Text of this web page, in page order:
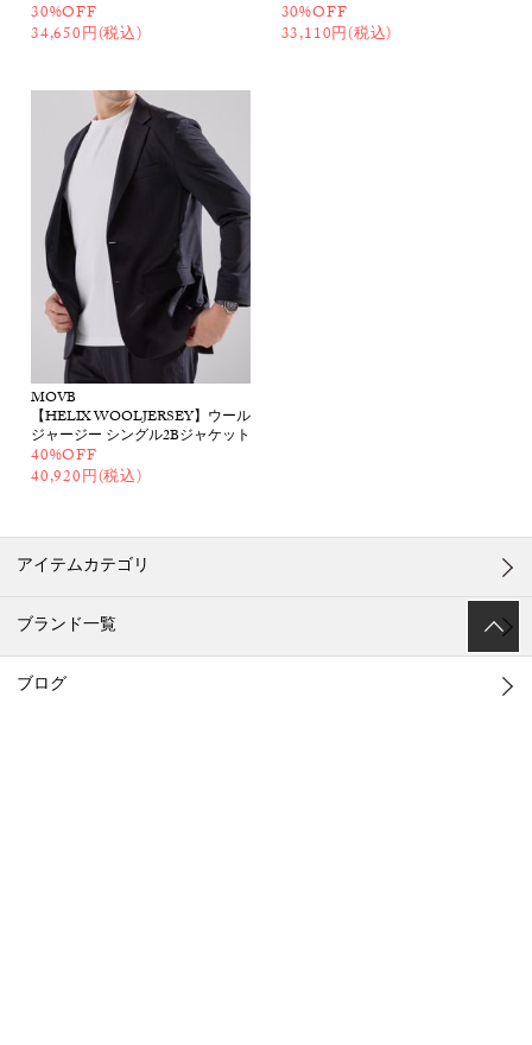
30%OFF
34,650円(税込)
30%OFF
33,110円(税込)
MOVB
【HELIX WOOLJERSEY】ウール
ジャージー シングル2Bジャケット
40%OFF
40,920円(税込)
アイテムカテゴリ
ブランド一覧
ブログ